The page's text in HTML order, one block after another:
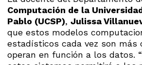
Computación de la
Pablo (UCSP), Julissa
que estos modelos
estadísticos cada vez son más
operan en función a los datos.